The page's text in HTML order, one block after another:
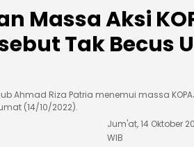
Massa Aksi
Tak Becus
Ahmad Riza Patria menemui massa
(14/10/2022).
Jum'at, 14 Oktober
WIB